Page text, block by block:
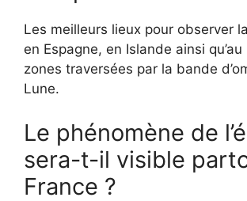
Les meilleurs lieux pour observer
en Espagne, en Islande ainsi
zones traversées par la bande
Lune.
Le phénomène de
sera-t-il visible
France ?